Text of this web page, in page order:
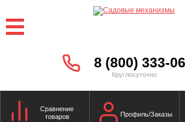
8 (800) 333-
Круглосуточно
Сравнение
товаров
Профиль/Заказы